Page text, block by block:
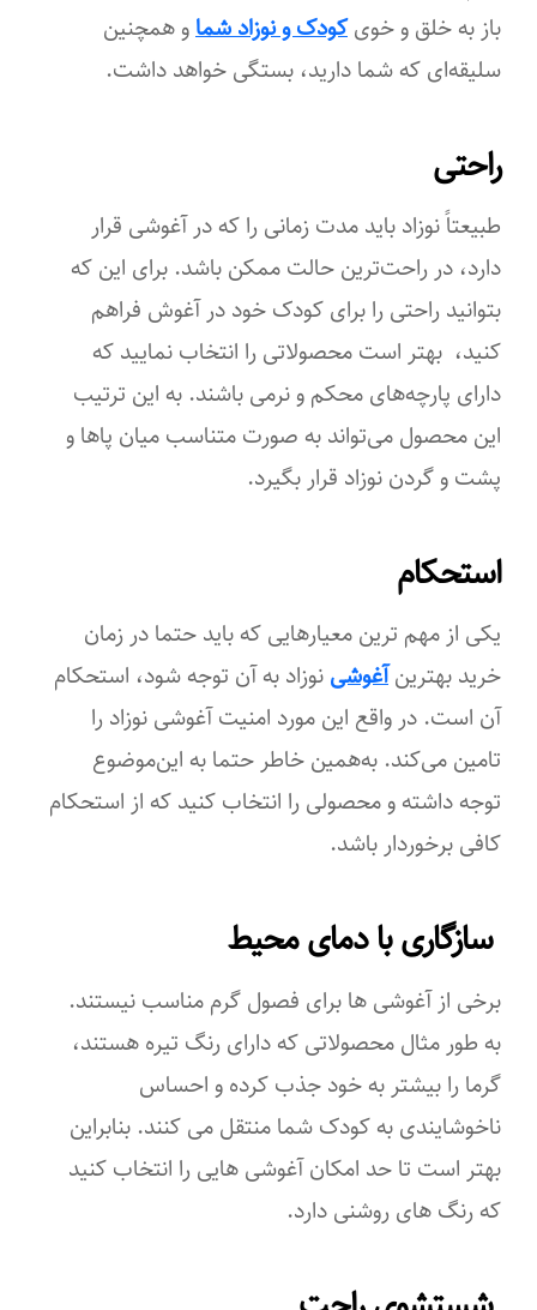
باز به خلق ‌و خویکودک و نوزاد شماو همچنین
سلیقه‌ای که شما دارید، بستگی خواهد داشت.
راحتی
طبیعتاً نوزاد باید مدت ‌زمانی را که در آغوشی قرار
دارد، در راحت‌ترین حالت ممکن باشد. برای این ‌که
بتوانید راحتی را برای کودک خود در آغوش فراهم
کنید، بهتر است محصولاتی را انتخاب نمایید که
دارای پارچه‌های محکم و نرمی باشند. به این ترتیب
این محصول می‌تواند به‌ صورت متناسب میان پاها و
پشت و گردن نوزاد قرار بگیرد.
استحکام
یکی از مهم ‌ترین معیارهایی که باید حتما در زمان
خرید بهترینآغوشینوزاد به آن توجه شود، استحکام
آن است. در واقع این مورد امنیت آغوشی نوزاد را
تامین می‌کند. به‌همین خاطر حتما به این‌موضوع
توجه داشته و محصولی را انتخاب کنید که از استحکام
کافی برخوردار باشد.
سازگاری با دمای محیط
برخی از آغوشی ها برای فصول گرم مناسب نیستند.
به ‌طور مثال محصولاتی که دارای رنگ تیره هستند،
گرما را بیشتر به خود جذب کرده و احساس
ناخوشایندی به کودک شما منتقل می کنند. بنابراین
بهتر است تا حد امکان آغوشی هایی را انتخاب کنید
که رنگ های روشنی دارد.